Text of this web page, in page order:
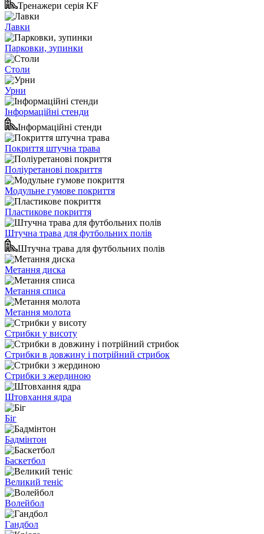
Тренажери серія KF
Лавки
Парковки, зупинки
Столи
Урни
Інформаційні стенди
Інформаційні стенди
Покриття штучна трава
Поліуретанові покриття
Модульне гумове покриття
Пластикове покриття
Штучна трава для футбольних полів
Штучна трава для футбольних полів
Метання диска
Метання списа
Метання молота
Стрибки у висоту
Стрибки в довжину і потрійний стрибок
Стрибки з жердиною
Штовхання ядра
Біг
Бадмінтон
Баскетбол
Великий теніс
Волейбол
Гандбол